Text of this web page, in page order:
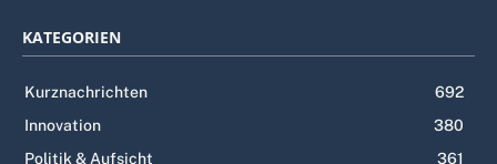
KATEGORIEN
Kurznachrichten
692
Innovation
380
Politik & Aufsicht
361